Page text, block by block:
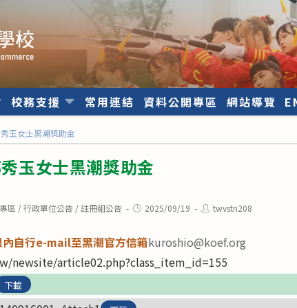
校務支援 常用連結 資料公開專區 網站導覽
玉女士黑潮獎助金
玉女士黑潮獎助金
區 / 行政單位公告 / 註冊組公告
Post2025/09/19
Posttwvstn208
自行e-mail至黑潮官方信箱kuroshio@koef.org
newsite/article02.php?class_item_id=155
下載